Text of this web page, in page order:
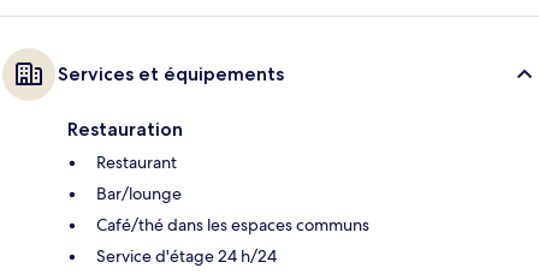
Services et équipements
Restauration
Restaurant
Bar/lounge
Café/thé dans les espaces communs
Service d'étage 24 h/24